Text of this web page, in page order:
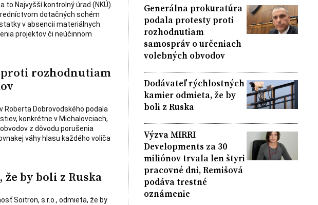
Najvyšší kontrolný úrad (NKÚ).
dotačných schém
v absencii materiálnych
projektov či neúčinnom
rozhodnutiam
Roberta Dobrovodského podala
konkrétne v Michalovciach,
z dôvodu porušenia
váhy hlasu každého voliča
by boli z Ruska
Soitron, s.r.o., odmieta, že by
Generálna prokuratúra
podala protesty proti
rozhodnutiam
samospráv o určeniach
volebných obvodov
Dodávateľ rýchlostných
kamier odmieta, že by
boli z Ruska
Výzva MIRRI
Developments za 30
miliónov trvala len štyri
pracovné dni, Remišová
podáva trestné
oznámenie